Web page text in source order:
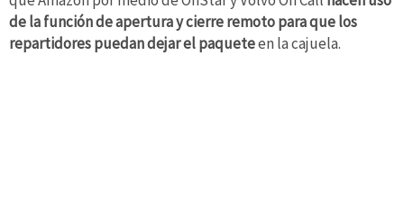
de la función de apertura y cierre remoto para que los
repartidores puedan dejar el paqueteen la cajuela.